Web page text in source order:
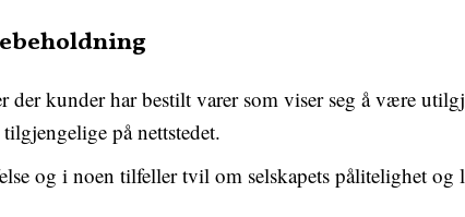
der kunder har bestilt varer som viser seg å være
på nettstedet.
og i noen tilfeller tvil om selskapets pålitelighet og